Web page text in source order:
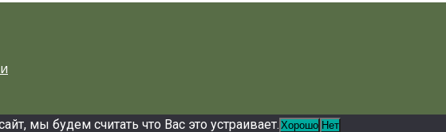
мы будем считать что Вас это устраивает. Хорошо Нет